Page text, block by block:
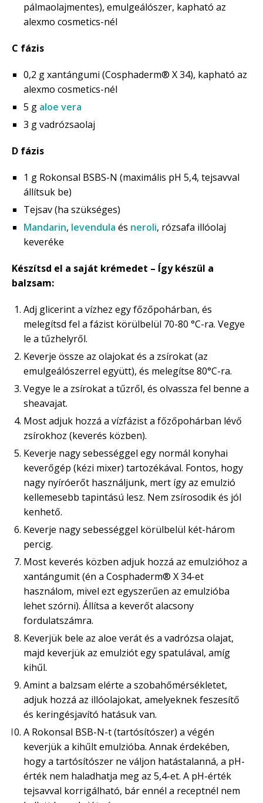
pálmaolajmentes), emulgeálószer, kapható az
alexmo cosmetics-nél
C fázis
0,2 g xantángumi (Cosphaderm® X 34), kapható az
alexmo cosmetics-nél
5 g aloe vera
3 g vadrózsaolaj
D fázis
1 g Rokonsal BSBS-N (maximális pH 5,4, tejsavval
állítsuk be)
Tejsav (ha szükséges)
Mandarin, levendula és neroli, rózsafa illóolaj
keveréke
Készítsd el a saját krémedet – Így készül a
balzsam:
Adj glicerint a vízhez egy főzőpohárban, és
melegítsd fel a fázist körülbelül 70-80 °C-ra. Vegye
le a tűzhelyről.
Keverje össze az olajokat és a zsírokat (az
emulgeálószerrel együtt), és melegítse 80°C-ra.
Vegye le a zsírokat a tűzről, és olvassza fel benne a
sheavajat.
Most adjuk hozzá a vízfázist a főzőpohárban lévő
zsírokhoz (keverés közben).
Keverje nagy sebességgel egy normál konyhai
keverőgép (kézi mixer) tartozékával. Fontos, hogy
nagy nyíróerőt használjunk, mert így az emulzió
kellemesebb tapintású lesz. Nem zsírosodik és jól
kenhető.
Keverje nagy sebességgel körülbelül két-három
percig.
Most keverés közben adjuk hozzá az emulzióhoz a
xantángumit (én a Cosphaderm® X 34-et
használom, mivel ezt egyszerűen az emulzióba
lehet szórni). Állítsa a keverőt alacsony
fordulatszámra.
Keverjük bele az aloe verát és a vadrózsa olajat,
majd keverjük az emulziót egy spatulával, amíg
kihűl.
Amint a balzsam elérte a szobahőmérsékletet,
adjuk hozzá az illóolajokat, amelyeknek feszesítő
és keringésjavító hatásuk van.
A Rokonsal BSB-N-t (tartósítószer) a végén
keverjük a kihűlt emulzióba. Annak érdekében,
hogy a tartósítószer ne váljon hatástalanná, a pH-
érték nem haladhatja meg az 5,4-et. A pH-érték
tejsavval korrigálható, bár ennél a receptnél nem